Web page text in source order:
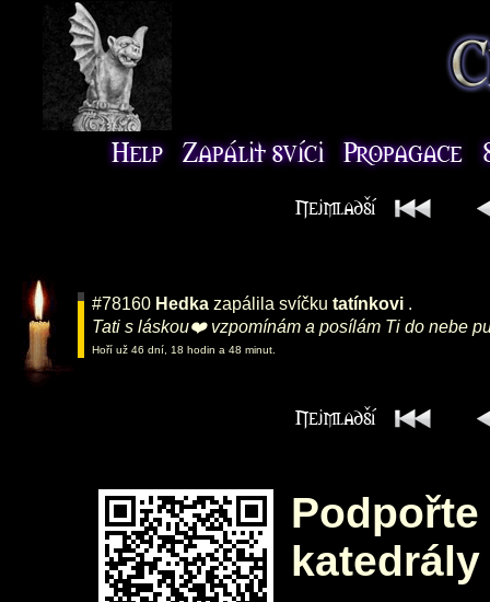
#78160 Hedka zapálila svíčku tatínkovi .
Tati s láskou❤️ vzpomínám a posílám Ti do nebe
Hoří už 46 dní, 18 hodin a 48 minut.
katedrály